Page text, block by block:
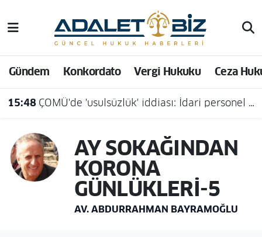
Gündem Konkordato Vergi Hukuku Ceza
15:48 ÇOMÜ'de 'usulsüzlük' iddiası: İdari personel açığa alındı
AY SOKAĞINDAN
KORONA
GÜNLÜKLERİ-5
AV. ABDURRAHMAN BAYRAMOĞLU
Hava Durumu
Trafik Durumu
Süper Lig Puan Durumu ve Fikstür
Tüm Manşetler
Son Dakika Haberleri
Haber Arşivi